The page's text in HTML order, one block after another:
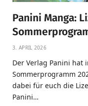
Panini Manga:
3. APRIL 2026
Der Verlag Panini hat
Sommerprogramm
dabei für euch die
Panini…